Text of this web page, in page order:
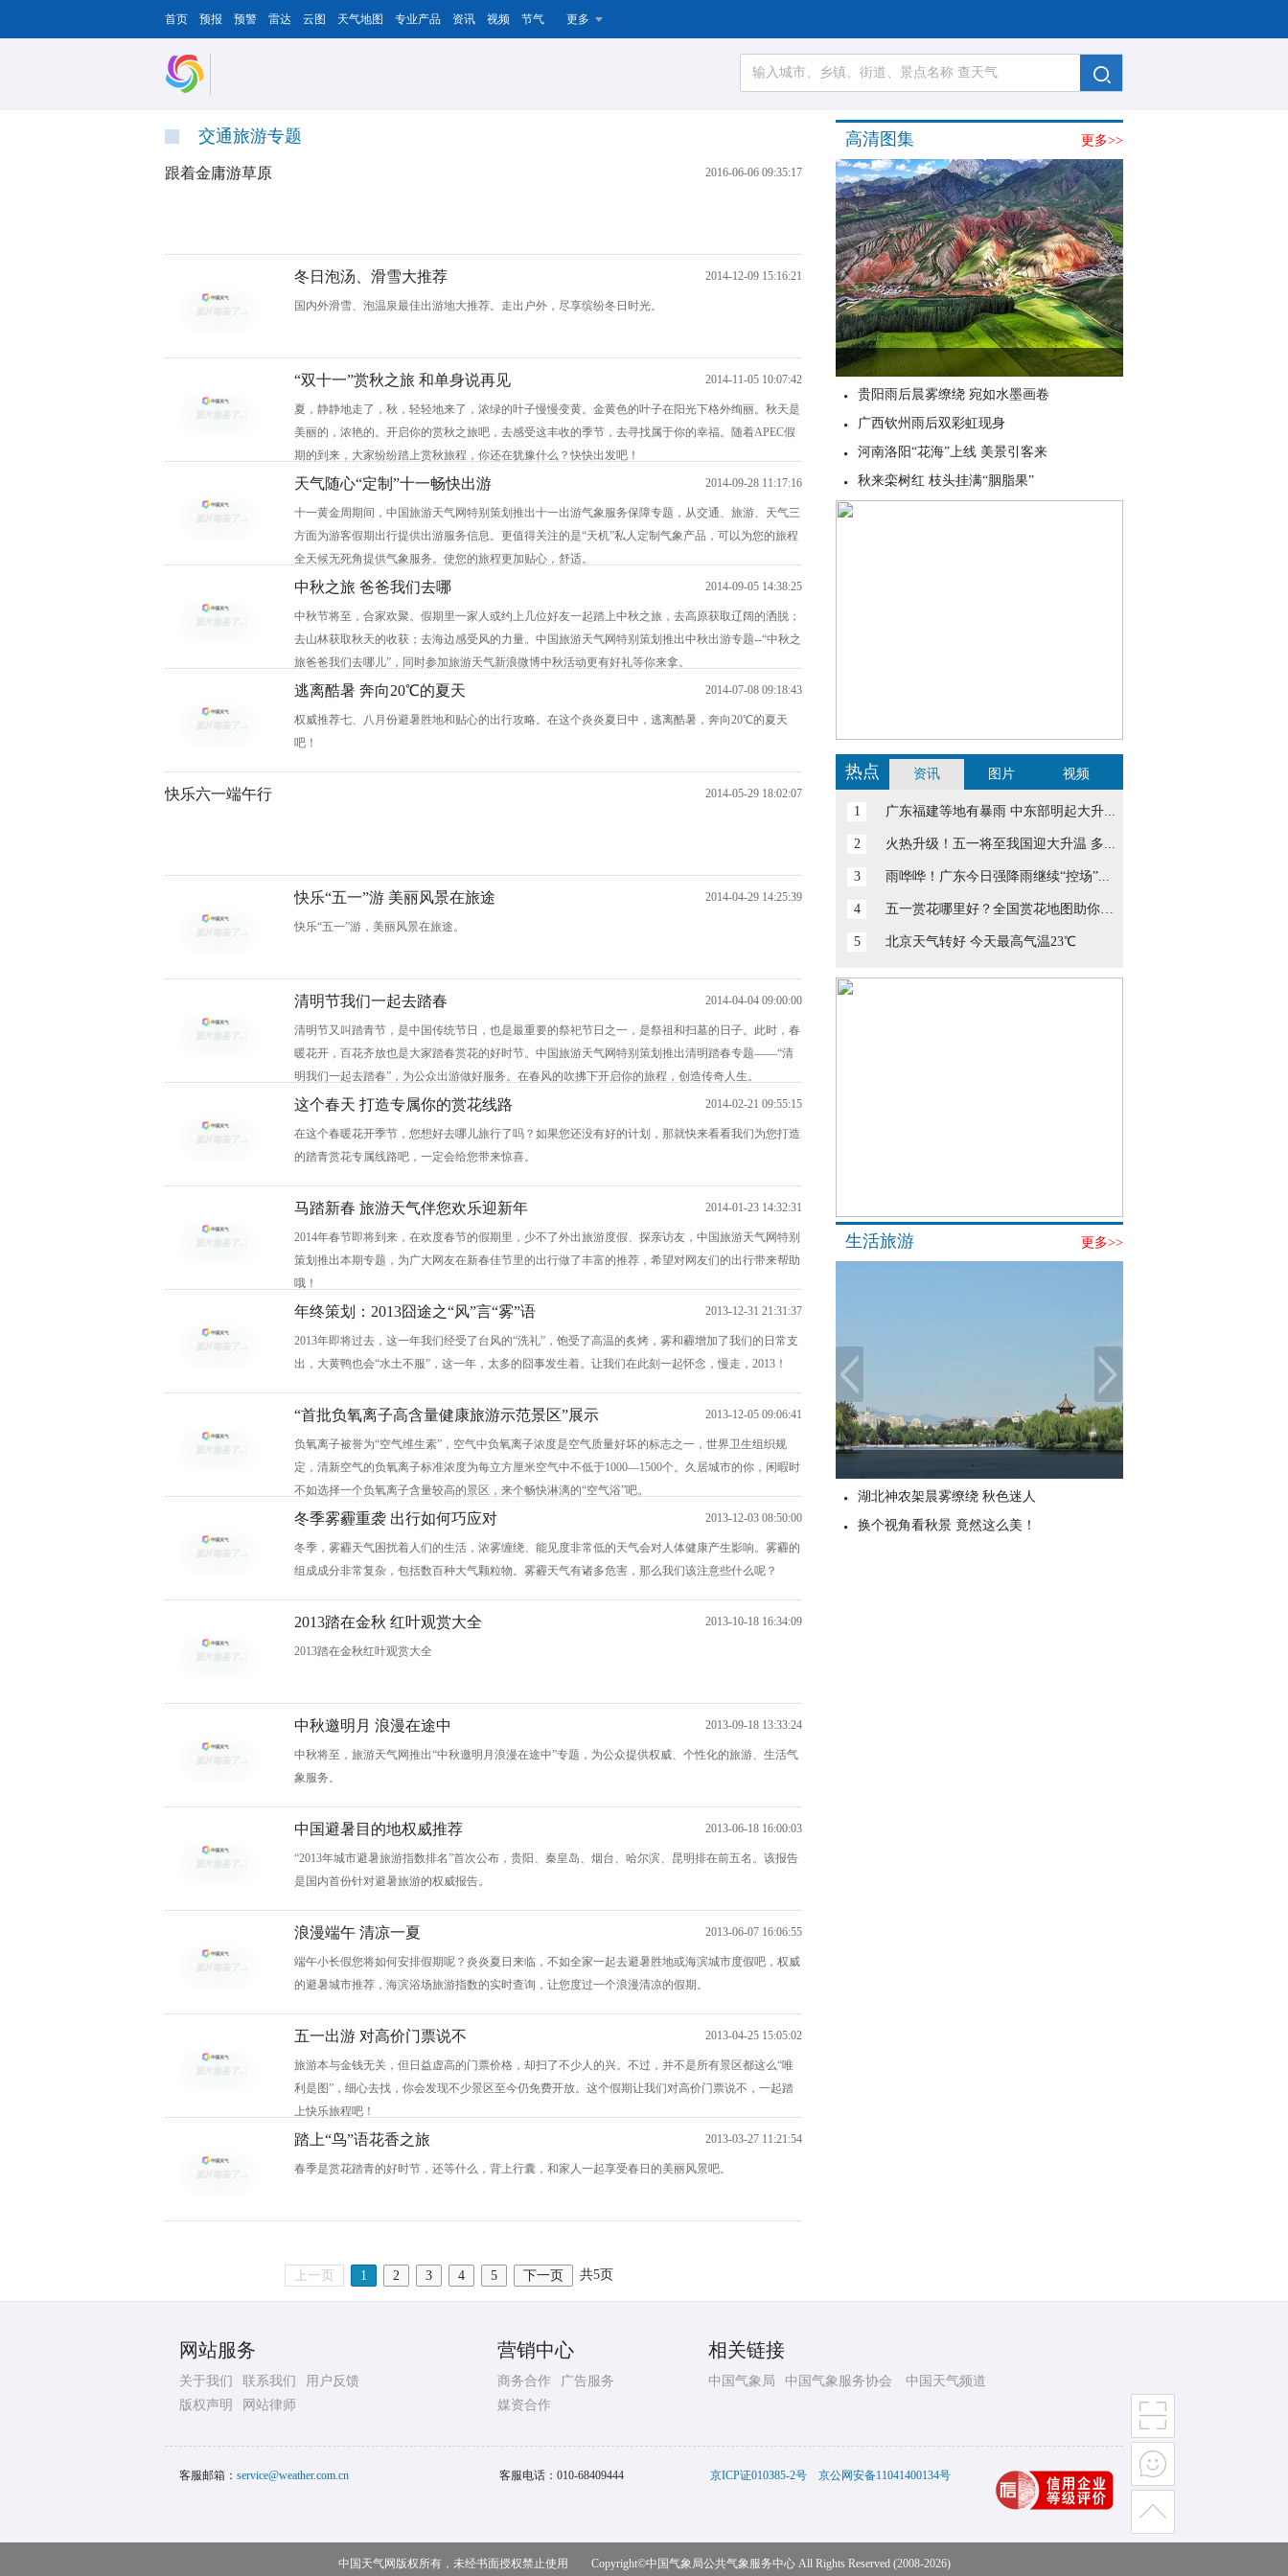
首页 预报 预警 雷达 云图 天气地图 专业产品 资讯 视频 节气 更多
交通旅游专题
2016-06-06 09:35:17
跟着金庸游草原
2014-12-09 15:16:21
冬日泡汤、滑雪大推荐
国内外滑雪、泡温泉最佳出游地大推荐。走出户外，尽享缤纷冬日时光。
2014-11-05 10:07:42
“双十一”赏秋之旅 和单身说再见
夏，静静地走了，秋，轻轻地来了，浓绿的叶子慢慢变黄。金黄色的叶子在阳光下格外绚丽。秋天是
美丽的，浓艳的。开启你的赏秋之旅吧，去感受这丰收的季节，去寻找属于你的幸福。随着APEC假
期的到来，大家纷纷踏上赏秋旅程，你还在犹豫什么？快快出发吧！
2014-09-28 11:17:16
天气随心“定制”十一畅快出游
十一黄金周期间，中国旅游天气网特别策划推出十一出游气象服务保障专题，从交通、旅游、天气三
方面为游客假期出行提供出游服务信息。更值得关注的是“天机”私人定制气象产品，可以为您的旅程
全天候无死角提供气象服务。使您的旅程更加贴心，舒适。
2014-09-05 14:38:25
中秋之旅 爸爸我们去哪
中秋节将至，合家欢聚。假期里一家人或约上几位好友一起踏上中秋之旅，去高原获取辽阔的洒脱；
去山林获取秋天的收获；去海边感受风的力量。中国旅游天气网特别策划推出中秋出游专题--“中秋之
旅爸爸我们去哪儿”，同时参加旅游天气新浪微博中秋活动更有好礼等你来拿。
2014-07-08 09:18:43
逃离酷暑 奔向20℃的夏天
权威推荐七、八月份避暑胜地和贴心的出行攻略。在这个炎炎夏日中，逃离酷暑，奔向20℃的夏天
吧！
2014-05-29 18:02:07
快乐六一端午行
2014-04-29 14:25:39
快乐“五一”游 美丽风景在旅途
快乐“五一”游，美丽风景在旅途。
2014-04-04 09:00:00
清明节我们一起去踏春
清明节又叫踏青节，是中国传统节日，也是最重要的祭祀节日之一，是祭祖和扫墓的日子。此时，春
暖花开，百花齐放也是大家踏春赏花的好时节。中国旅游天气网特别策划推出清明踏春专题——“清
明我们一起去踏春”，为公众出游做好服务。在春风的吹拂下开启你的旅程，创造传奇人生。
2014-02-21 09:55:15
这个春天 打造专属你的赏花线路
在这个春暖花开季节，您想好去哪儿旅行了吗？如果您还没有好的计划，那就快来看看我们为您打造
的踏青赏花专属线路吧，一定会给您带来惊喜。
2014-01-23 14:32:31
马踏新春 旅游天气伴您欢乐迎新年
2014年春节即将到来，在欢度春节的假期里，少不了外出旅游度假、探亲访友，中国旅游天气网特别
策划推出本期专题，为广大网友在新春佳节里的出行做了丰富的推荐，希望对网友们的出行带来帮助
哦！
2013-12-31 21:31:37
年终策划：2013囧途之“风”言“雾”语
2013年即将过去，这一年我们经受了台风的“洗礼”，饱受了高温的炙烤，雾和霾增加了我们的日常支
出，大黄鸭也会“水土不服”，这一年，太多的囧事发生着。让我们在此刻一起怀念，慢走，2013！
2013-12-05 09:06:41
“首批负氧离子高含量健康旅游示范景区”展示
负氧离子被誉为“空气维生素”，空气中负氧离子浓度是空气质量好坏的标志之一，世界卫生组织规
定，清新空气的负氧离子标准浓度为每立方厘米空气中不低于1000—1500个。久居城市的你，闲暇时
不如选择一个负氧离子含量较高的景区，来个畅快淋漓的“空气浴”吧。
2013-12-03 08:50:00
冬季雾霾重袭 出行如何巧应对
冬季，雾霾天气困扰着人们的生活，浓雾缠绕、能见度非常低的天气会对人体健康产生影响。雾霾的
组成成分非常复杂，包括数百种大气颗粒物。雾霾天气有诸多危害，那么我们该注意些什么呢？
2013-10-18 16:34:09
2013踏在金秋 红叶观赏大全
2013踏在金秋红叶观赏大全
2013-09-18 13:33:24
中秋邀明月 浪漫在途中
中秋将至，旅游天气网推出“中秋邀明月浪漫在途中”专题，为公众提供权威、个性化的旅游、生活气
象服务。
2013-06-18 16:00:03
中国避暑目的地权威推荐
“2013年城市避暑旅游指数排名”首次公布，贵阳、秦皇岛、烟台、哈尔滨、昆明排在前五名。该报告
是国内首份针对避暑旅游的权威报告。
2013-06-07 16:06:55
浪漫端午 清凉一夏
端午小长假您将如何安排假期呢？炎炎夏日来临，不如全家一起去避暑胜地或海滨城市度假吧，权威
的避暑城市推荐，海滨浴场旅游指数的实时查询，让您度过一个浪漫清凉的假期。
2013-04-25 15:05:02
五一出游 对高价门票说不
旅游本与金钱无关，但日益虚高的门票价格，却扫了不少人的兴。不过，并不是所有景区都这么“唯
利是图”，细心去找，你会发现不少景区至今仍免费开放。这个假期让我们对高价门票说不，一起踏
上快乐旅程吧！
2013-03-27 11:21:54
踏上“鸟”语花香之旅
春季是赏花踏青的好时节，还等什么，背上行囊，和家人一起享受春日的美丽风景吧。
上一页 1 2 3 4 5 下一页 共5页
更多>>
高清图集
贵阳雨后晨雾缭绕 宛如水墨画卷
广西钦州雨后双彩虹现身
河南洛阳“花海”上线 美景引客来
秋来栾树红 枝头挂满“胭脂果”
热点 视频
图片
资讯
1 广东福建等地有暴雨 中东部明起大升...
2 火热升级！五一将至我国迎大升温 多...
3 雨哗哗！广东今日强降雨继续“控场”...
4 五一赏花哪里好？全国赏花地图助你寻...
5 北京天气转好 今天最高气温23℃
更多>>
生活旅游
湖北神农架晨雾缭绕 秋色迷人
换个视角看秋景 竟然这么美！
网站服务
关于我们 联系我们
用户反馈
版权声明
网站律师
营销中心
商务合作
广告服务
媒资合作
相关链接
中国气象局 中国气象服务协会 中国天气频道
客服邮箱： service@weather.com.cn 客服电话： 010-68409444 京ICP证010385-2号 京公网安备11041400134号
中国天气网版权所有，未经书面授权禁止使用 Copyright©中国气象局公共气象服务中心All Rights Reserved (2008-2026)